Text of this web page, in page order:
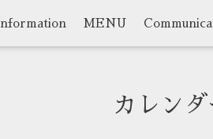
Information MENU
カレンダ